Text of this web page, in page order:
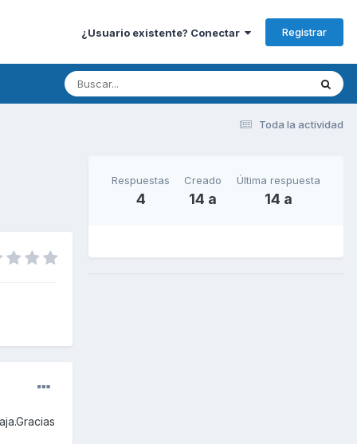
¿Usuario existente? Conectar Registrar
Toda la actividad
Respuestas
4
Creado
14 a
Última respuesta
14 a